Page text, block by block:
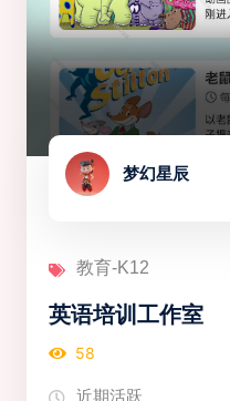
梦幻星辰
教育-K12
英语培训工作室
58
近期活跃